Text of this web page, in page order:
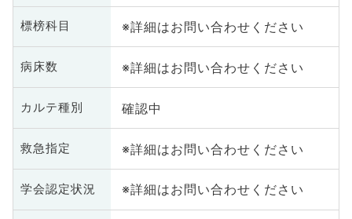
標榜科目 ※詳細はお問い合わせください
病床数 ※詳細はお問い合わせください
カルテ種別 確認中
救急指定 ※詳細はお問い合わせください
学会認定状況 ※詳細はお問い合わせください